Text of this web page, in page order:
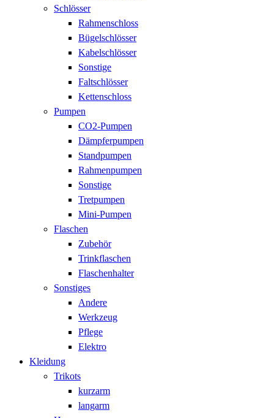
Schlösser
Rahmenschloss
Bügelschlösser
Kabelschlösser
Sonstige
Faltschlösser
Kettenschloss
Pumpen
CO2-Pumpen
Dämpferpumpen
Standpumpen
Rahmenpumpen
Sonstige
Tretpumpen
Mini-Pumpen
Flaschen
Zubehör
Trinkflaschen
Flaschenhalter
Sonstiges
Andere
Werkzeug
Pflege
Elektro
Kleidung
Trikots
kurzarm
langarm